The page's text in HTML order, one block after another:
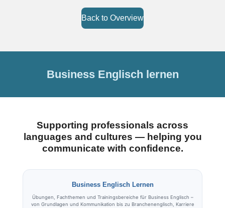
Back to Overview
Business Englisch lernen
Supporting professionals across
languages and cultures — helping you
communicate with confidence.
Business Englisch Lernen
Übungen, Fachthemen und Trainingsbereiche für Business Englisch –
von Grundlagen und Kommunikation bis zu Branchenenglisch, Karriere